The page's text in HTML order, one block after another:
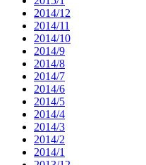
2014/12
2014/11
2014/10
2014/9
2014/8
2014/7
2014/6
2014/5
2014/4
2014/3
2014/2
2014/1